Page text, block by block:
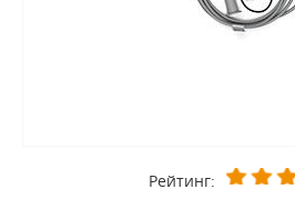
Рейтинг: